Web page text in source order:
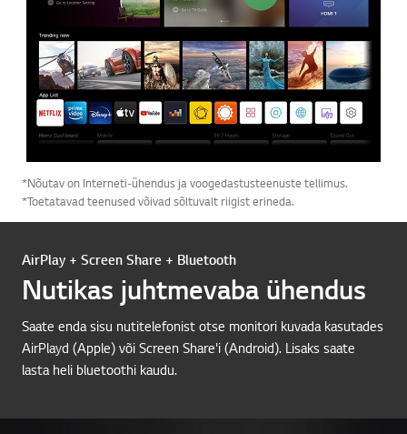
*Nõutav on Interneti-ühendus ja voogedastusteenuste tellimus.
*Toetatavad teenused võivad sõltuvalt riigist erineda.
AirPlay + Screen Share + Bluetooth
Nutikas juhtmevaba ühendus
Saate enda sisu nutitelefonist otse monitori kuvada kasutades
AirPlayd (Apple) või Screen Share'i (Android). Lisaks saate
lasta heli bluetoothi kaudu.